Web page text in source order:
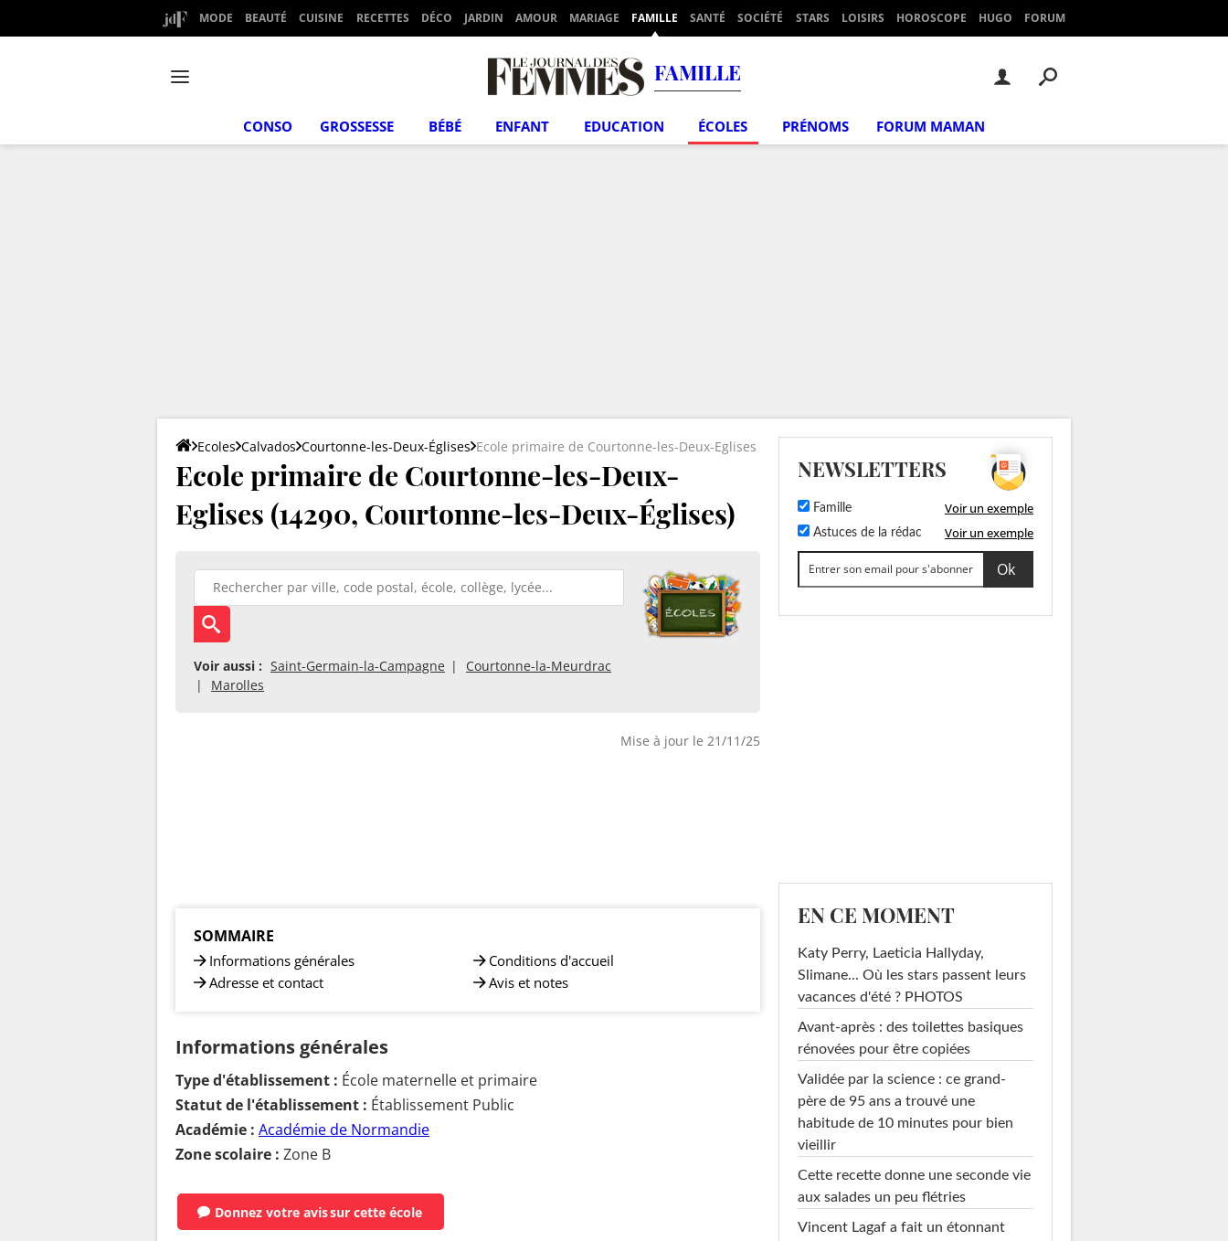
MODE BEAUTÉ CUISINE RECETTES DÉCO JARDIN AMOUR MARIAGE FAMILLE SANTÉ SOCIÉTÉ STARS LOISIRS HOROSCOPE HUGO FORUM
FAMILLE
CONSO GROSSESSE BÉBÉ ENFANT EDUCATION ÉCOLES PRÉNOMS FORUM MAMAN
Ecoles Calvados Courtonne-les-Deux-Églises Ecole primaire de Courtonne-les-Deux-Eglises
Ecole primaire de Courtonne-les-Deux-
Eglises (14290, Courtonne-les-Deux-Églises)
Voir aussi : Saint-Germain-la-Campagne
Courtonne-la-Meurdrac
Marolles
Mise à jour le 21/11/25
SOMMAIRE
Informations générales
Adresse et contact
Conditions d'accueil
Avis et notes
Informations générales
Type d'établissement : École maternelle et primaire
Statut de l'établissement : Établissement Public
Académie : Académie de Normandie
Zone scolaire : Zone B
Donnez votre avissur cette école
NEWSLETTERS
Famille Voir un exemple
Astuces de la rédac Voir un exemple
EN CE MOMENT
Katy Perry, Laeticia Hallyday,
Slimane... Où les stars passent leurs
vacances d'été ? PHOTOS
Avant-après : des toilettes basiques
rénovées pour être copiées
Validée par la science : ce grand-
père de 95 ans a trouvé une
habitude de 10 minutes pour bien
vieillir
Cette recette donne une seconde vie
aux salades un peu flétries
Vincent Lagaf a fait un étonnant